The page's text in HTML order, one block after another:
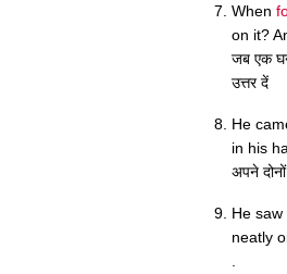
When
on it?
जब एक
उत्तर दें
He
in his
अपने
He
neatly